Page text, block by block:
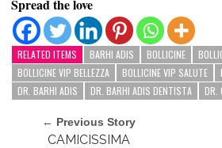
Spread the love
RELATED ITEMS BARHI ADIS BOLLICINE
BOLLICINE VIP BELLEZZA
BOLLICINE VIP SALUTE
DR. BARHI ADIS
DR. BARHI ADIS DENTISTA DR.
← Previous Story
CAMICISSIMA